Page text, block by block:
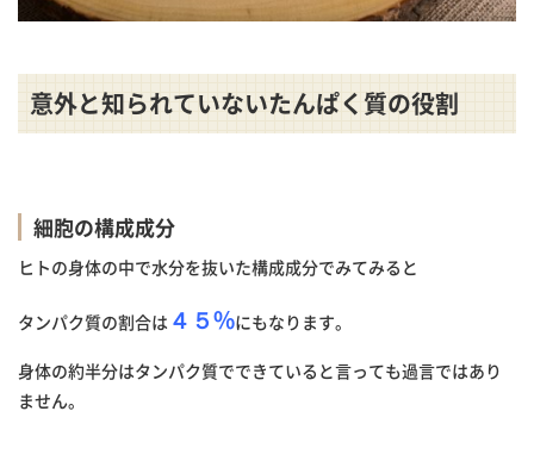
意外と知られていないたんぱく質の役割
細胞の構成成分
ヒトの身体の中で水分を抜いた構成成分でみてみると
タンパク質の割合は ４５%にもなります。
身体の約半分はタンパク質でできていると言っても過言ではあり
ません。